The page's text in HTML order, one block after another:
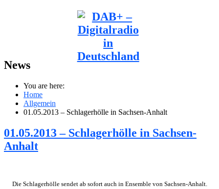
News
You are here:
Home
Allgemein
01.05.2013 – Schlagerhölle in Sachsen-Anhalt
01.05.2013 – Schlagerhölle in Sachsen-
Anhalt
Die Schlagerhölle sendet ab sofort auch in Ensemble von Sachsen-Anhalt.